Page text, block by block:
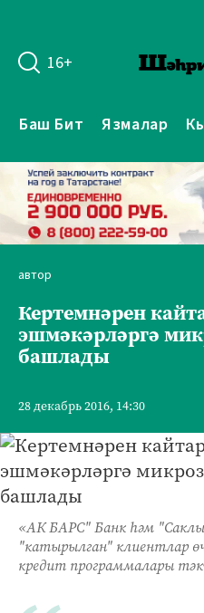
16+
Баш Бит Язмалар
автор
Кертемнәрен
эшмәкәрләргә
башлады
28 декабрь 2016, 14:30
«АК БАРС" Банк һәм
"катырылган" клиентлар
кредит программалары